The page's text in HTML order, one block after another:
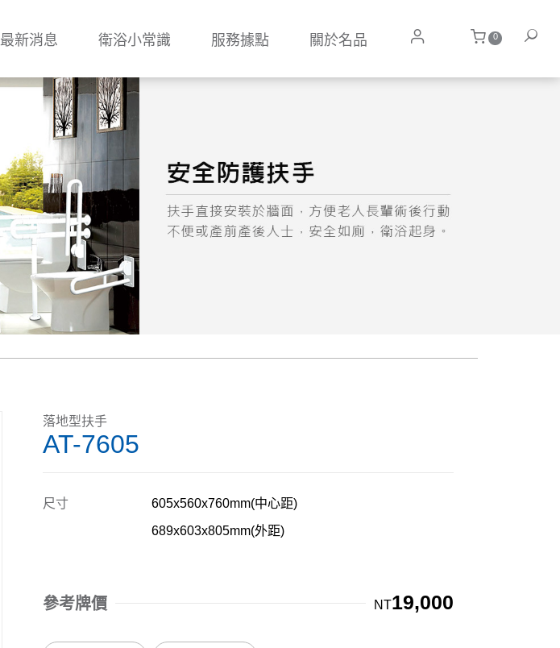
最新消息 衛浴小常識 服務據點 關於名品 0
落地型扶手
AT-7605
尺寸
605x560x760mm(中心距)
689x603x805mm(外距)
參考牌價 NT19,000